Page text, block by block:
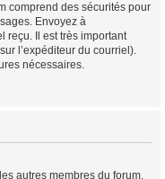
comprend des sécurités pour
Envoyez à
reçu. Il est très important
l’expéditeur du courriel).
nécessaires.
autres membres du forum.